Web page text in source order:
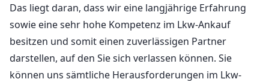
Das liegt daran, dass wir eine langjährige Erfahrung
sowie eine sehr hohe Kompetenz im Lkw-Ankauf
besitzen und somit einen zuverlässigen Partner
darstellen, auf den Sie sich verlassen können. Sie
können uns sämtliche Herausforderungen im Lkw-